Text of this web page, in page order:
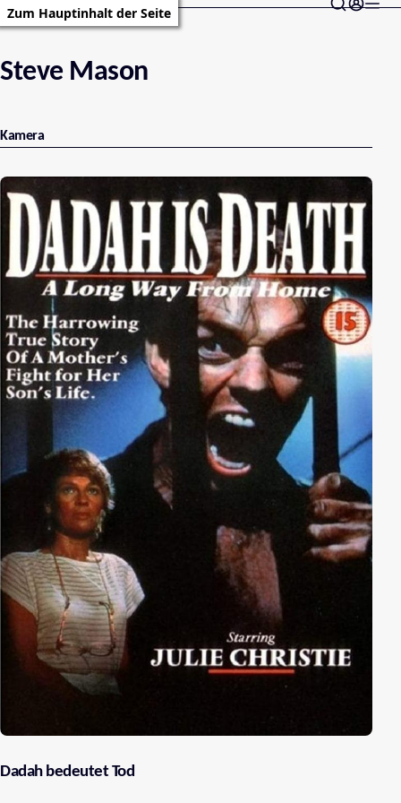
Zum Hauptinhalt der Seite
Steve Mason
Kamera
Dadah bedeutet Tod